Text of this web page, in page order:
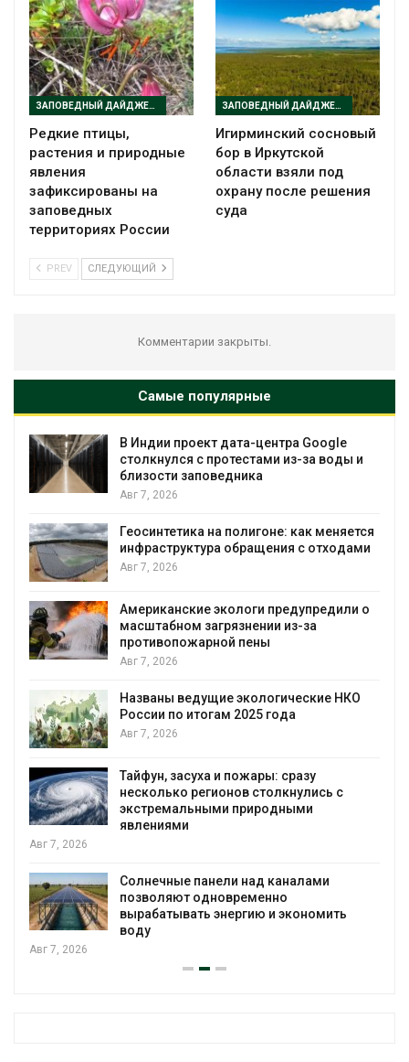
ЗАПОВЕДНЫЙ ДАЙДЖЕСТ
Редкие птицы,
растения и природные
явления
зафиксированы на
заповедных
территориях России
ЗАПОВЕДНЫЙ ДАЙДЖЕСТ
Игирминский сосновый
бор в Иркутской
области взяли под
охрану после решения
суда
PREV СЛЕДУЮЩИЙ
Комментарии закрыты.
Самые популярные
Дождевая вода с крыш может помочь
городам переживать жару
Авг 7, 2026
строительство мусорных объектов и
уборку контейнерных площадок
Авг 7, 2026
Панамский канал вновь ограничивает
загрузку судов из-за дефицита пресной
воды
Авг 6, 2026
В китайской провинции Шэньси из-за
паводков эвакуировали более 140 тыс.
человек
МЕГА и ВкусВилл установили
экообменники для сбора вторсырья
Авг 6, 2026
воду из воздуха с помощью ветра
Авг 6, 2026